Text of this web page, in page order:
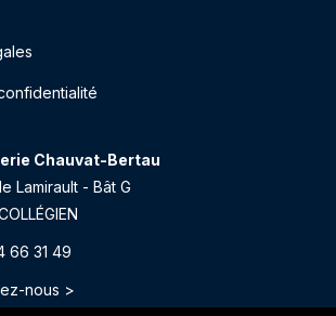
Chauvat-Bertau
Lamirault - Bât G
66 31 49
nous >